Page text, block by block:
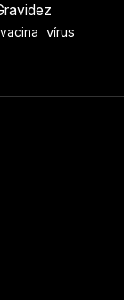
vacina vírus